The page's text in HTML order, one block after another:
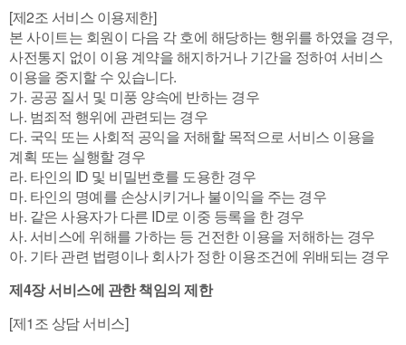
[제2조 서비스 이용제한]
본 사이트는 회원이 다음 각 호에 해당하는 행위를 하였을 경우,
사전통지 없이 이용 계약을 해지하거나 기간을 정하여 서비스
이용을 중지할 수 있습니다.
가. 공공 질서 및 미풍 양속에 반하는 경우
나. 범죄적 행위에 관련되는 경우
다. 국익 또는 사회적 공익을 저해할 목적으로 서비스 이용을
계획 또는 실행할 경우
라. 타인의 ID 및 비밀번호를 도용한 경우
마. 타인의 명예를 손상시키거나 불이익을 주는 경우
바. 같은 사용자가 다른 ID로 이중 등록을 한 경우
사. 서비스에 위해를 가하는 등 건전한 이용을 저해하는 경우
아. 기타 관련 법령이나 회사가 정한 이용조건에 위배되는 경우
제4장 서비스에 관한 책임의 제한
[제1조 상담 서비스]